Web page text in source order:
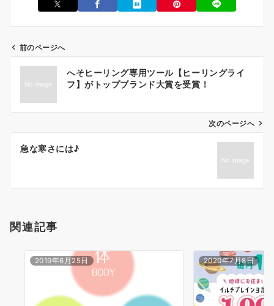
ン
前のページへ
へそヒーリング専用ツール【ヒーリングライ
フ】がトップブランド大賞を受賞！
次のページへ
急な寒さには♪
関連記事
2019年6月25日 2020年7月8日